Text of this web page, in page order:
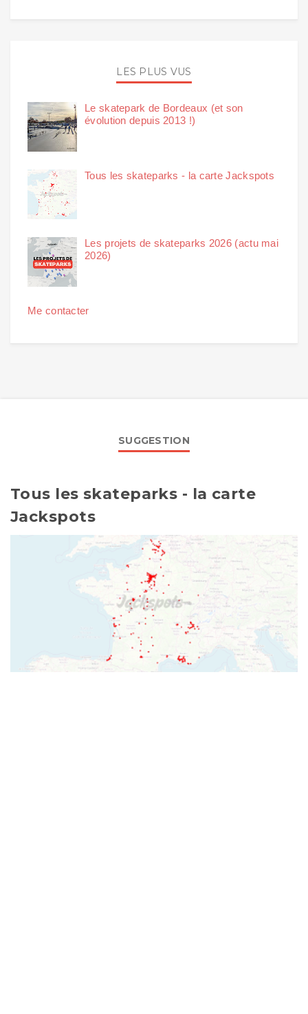
LES PLUS VUS
Le skatepark de Bordeaux (et son
évolution depuis 2013 !)
Tous les skateparks - la carte Jackspots
Les projets de skateparks 2026 (actu mai
2026)
Me contacter
SUGGESTION
Tous les skateparks - la carte
Jackspots